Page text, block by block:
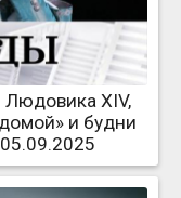
Людовика XIV,
и будни